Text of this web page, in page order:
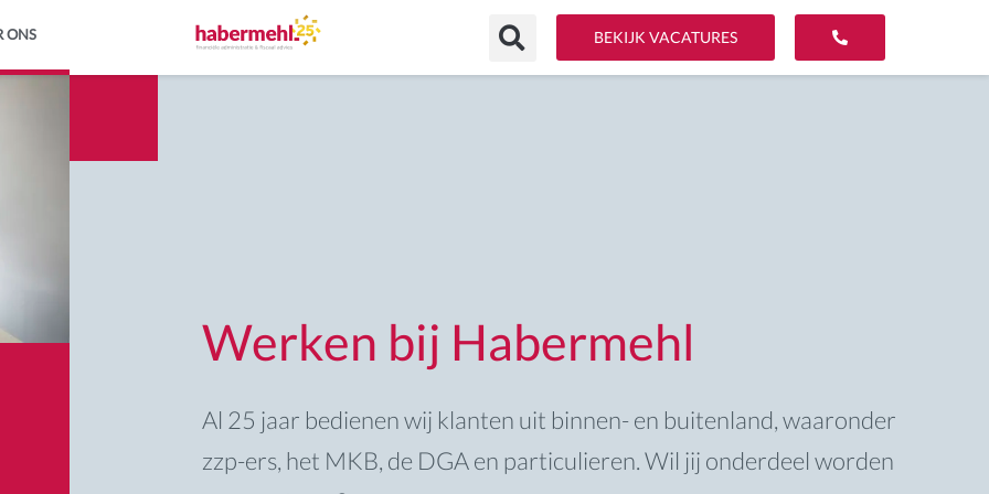
ONS BEKIJK VACATURES
Werken bij Habermehl
Al 25 jaar bedienen wij klanten uit binnen- en buitenland, waaronder
zzp-ers, het MKB, de DGA en particulieren. Wil jij onderdeel worden